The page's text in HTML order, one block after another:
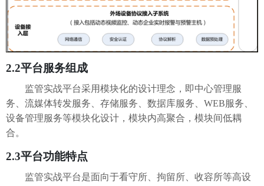
2.2平台服务组成
监管实战平台采用模块化的设计理念，即中心管理服
务、流媒体转发服务、存储服务、数据库服务、 WEB服务、
设备管理服务等模块化设计，模块内高聚合，模块间低耦
合。
2.3平台功能特点
监管实战平台是面向于看守所、拘留所、收容所等高设